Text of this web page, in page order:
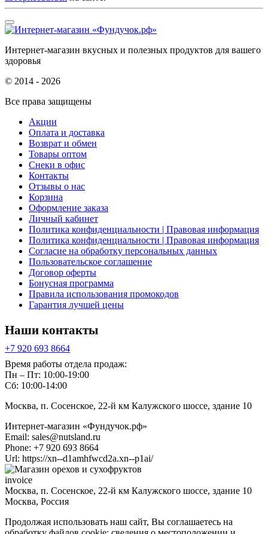
Интернет-магазин вкусных и полезных продуктов для вашего
здоровья
© 2014 - 2026
Все права защищены
Акции
Оплата и доставка
Возврат и обмен
Товары оптом
Снеки в офис
Контакты
Отзывы о нас
Корзина
Оформление заказа
Личный кабинет
Политика конфиденциальности | Правовая информация
Политика конфиденциальности | Правовая информация
Согласие на обработку персональных данных
Пользовательское соглашение
Договор оферты
Бонусная программа
Правила использования промокодов
Гарантия лучшей цены
Наши контакты
+7 920 693 8664
Время работы отдела продаж:
Пн – Пт: 10:00-19:00
Сб: 10:00-14:00
Москва, п. Сосенское, 22-й км Калужского шоссе, здание 10
Интернет-магазин «Фундучок.рф»
Email: sales@nutsland.ru
Phone: +7 920 693 8664
Url: https://xn--d1amhfwcd2a.xn--p1ai/
invoice
Москва, п. Сосенское, 22-й км Калужского шоссе, здание 10
Москва, Россия
Продолжая использовать наш сайт, Вы соглашаетесь на